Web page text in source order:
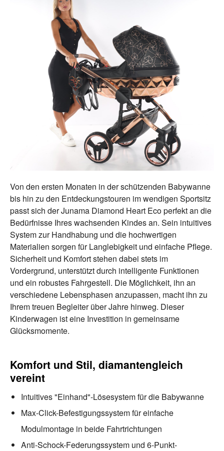
Von den ersten Monaten in der schützenden Babywanne
bis hin zu den Entdeckungstouren im wendigen Sportsitz
passt sich der Junama Diamond Heart Eco perfekt an die
Bedürfnisse Ihres wachsenden Kindes an. Sein intuitives
System zur Handhabung und die hochwertigen
Materialien sorgen für Langlebigkeit und einfache Pflege.
Sicherheit und Komfort stehen dabei stets im
Vordergrund, unterstützt durch intelligente Funktionen
und ein robustes Fahrgestell. Die Möglichkeit, ihn an
verschiedene Lebensphasen anzupassen, macht ihn zu
Ihrem treuen Begleiter über Jahre hinweg. Dieser
Kinderwagen ist eine Investition in gemeinsame
Glücksmomente.
Komfort und Stil, diamantengleich
vereint
Intuitives "Einhand"-Lösesystem für die Babywanne
Max-Click-Befestigungssystem für einfache
Modulmontage in beide Fahrtrichtungen
Anti-Schock-Federungssystem und 6-Punkt-